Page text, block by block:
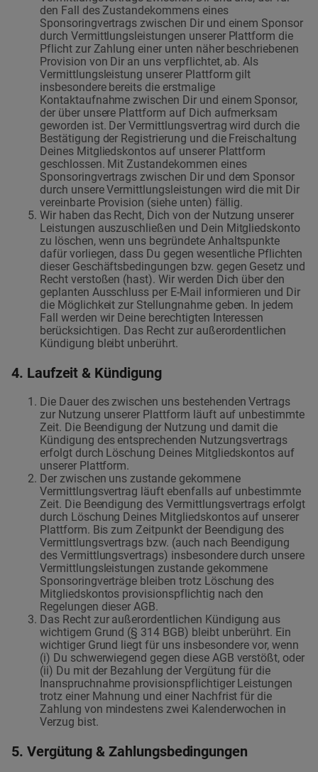
den Fall des Zustandekommens eines
Sponsoringvertrags zwischen Dir und einem Sponsor
durch Vermittlungsleistungen unserer Plattform die
Pflicht zur Zahlung einer unten näher beschriebenen
Provision von Dir an uns verpflichtet, ab. Als
Vermittlungsleistung unserer Plattform gilt
insbesondere bereits die erstmalige
Kontaktaufnahme zwischen Dir und einem Sponsor,
der über unsere Plattform auf Dich aufmerksam
geworden ist. Der Vermittlungsvertrag wird durch die
Bestätigung der Registrierung und die Freischaltung
Deines Mitgliedskontos auf unserer Plattform
geschlossen. Mit Zustandekommen eines
Sponsoringvertrags zwischen Dir und dem Sponsor
durch unsere Vermittlungsleistungen wird die mit Dir
vereinbarte Provision (siehe unten) fällig.
Wir haben das Recht, Dich von der Nutzung unserer
Leistungen auszuschließen und Dein Mitgliedskonto
zu löschen, wenn uns begründete Anhaltspunkte
dafür vorliegen, dass Du gegen wesentliche Pflichten
dieser Geschäftsbedingungen bzw. gegen Gesetz und
Recht verstoßen (hast). Wir werden Dich über den
geplanten Ausschluss per E-Mail informieren und Dir
die Möglichkeit zur Stellungnahme geben. In jedem
Fall werden wir Deine berechtigten Interessen
berücksichtigen. Das Recht zur außerordentlichen
Kündigung bleibt unberührt.
4. Laufzeit & Kündigung
Die Dauer des zwischen uns bestehenden Vertrags
zur Nutzung unserer Plattform läuft auf unbestimmte
Zeit. Die Beendigung der Nutzung und damit die
Kündigung des entsprechenden Nutzungsvertrags
erfolgt durch Löschung Deines Mitgliedskontos auf
unserer Plattform.
Der zwischen uns zustande gekommene
Vermittlungsvertrag läuft ebenfalls auf unbestimmte
Zeit. Die Beendigung des Vermittlungsvertrags erfolgt
durch Löschung Deines Mitgliedskontos auf unserer
Plattform. Bis zum Zeitpunkt der Beendigung des
Vermittlungsvertrags bzw. (auch nach Beendigung
des Vermittlungsvertrags) insbesondere durch unsere
Vermittlungsleistungen zustande gekommene
Sponsoringverträge bleiben trotz Löschung des
Mitgliedskontos provisionspflichtig nach den
Regelungen dieser AGB.
Das Recht zur außerordentlichen Kündigung aus
wichtigem Grund (§ 314 BGB) bleibt unberührt. Ein
wichtiger Grund liegt für uns insbesondere vor, wenn
(i) Du schwerwiegend gegen diese AGB verstößt, oder
(ii) Du mit der Bezahlung der Vergütung für die
Inanspruchnahme provisionspflichtiger Leistungen
trotz einer Mahnung und einer Nachfrist für die
Zahlung von mindestens zwei Kalenderwochen in
Verzug bist.
5. Vergütung & Zahlungsbedingungen